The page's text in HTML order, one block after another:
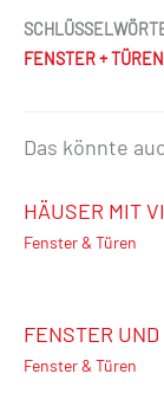
FENSTER + TÜREN
Das könnte
HÄUSER MIT
Fenster & Türen
FENSTER
Fenster & Türen